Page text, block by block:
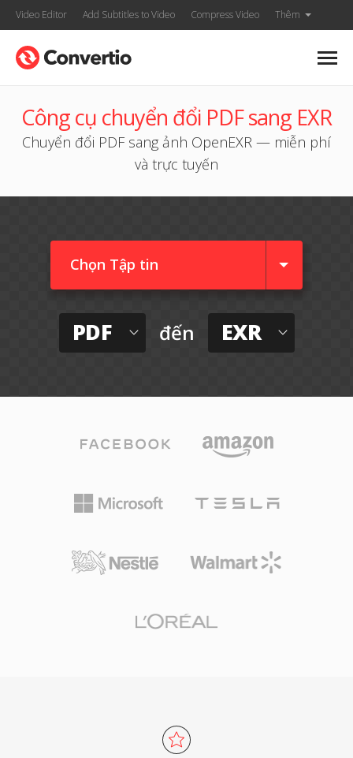
Video Editor Add Subtitles to Video Compress Video Thêm
Công cụ chuyển đổi PDF sang EXR
Chuyển đổi PDF sang ảnh OpenEXR — miễn phí
và trực tuyến
Chọn Tập tin
PDF đến EXR